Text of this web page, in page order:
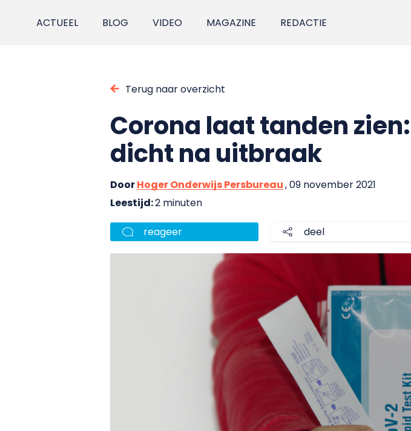
ACTUEEL BLOG VIDEO MAGAZINE REDACTIE
Terug naar overzicht
Corona laat tanden
dicht na uitbraak
DoorHoger Onderwijs Persbureau, 09 november 2021
Leestijd:2 minuten
reageer deel